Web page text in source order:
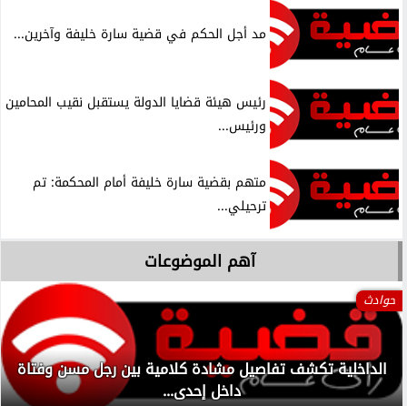
مد أجل الحكم في قضية سارة خليفة وآخرين...
رئيس هيئة قضايا الدولة يستقبل نقيب المحامين
ورئيس...
متهم بقضية سارة خليفة أمام المحكمة: تم
ترحيلي...
آهم الموضوعات
حوادث
الداخلية تكشف تفاصيل مشادة كلامية بين رجل مسن وفتاة
داخل إحدى...